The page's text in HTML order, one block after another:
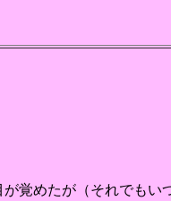
覚めたが（それでも